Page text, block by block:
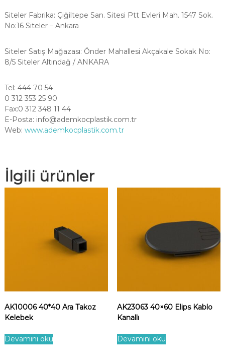
Siteler Fabrika: Çiğiltepe San. Sitesi Ptt Evleri Mah. 1547 Sok.
No:16 Siteler – Ankara
Siteler Satış Mağazası: Önder Mahallesi Akçakale Sokak No:
8/5 Siteler Altındağ / ANKARA
Tel: 444 70 54
0 312 353 25 90
Fax:0 312 348 11 44
E-Posta: info@ademkocplastik.com.tr
Web: www.ademkocplastik.com.tr
İlgili ürünler
AK10006 40*40 Ara Takoz
Kelebek
Devamını oku
AK23063 40×60 Elips Kablo
Kanallı
Devamını oku